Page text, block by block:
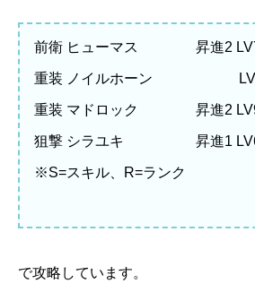
前衛 ヒューマス 昇進2
重装 ノイルホーン
重装 マドロック 昇進2
狙撃 シラユキ 昇進1
※S=スキル、R=ランク
で攻略しています。